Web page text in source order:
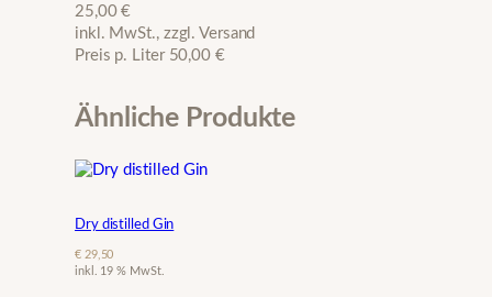
25,00 €
inkl. MwSt., zzgl. Versand
Preis p. Liter 50,00 €
Ähnliche Produkte
Dry distilled Gin
€29,50
inkl. 19 % MwSt.